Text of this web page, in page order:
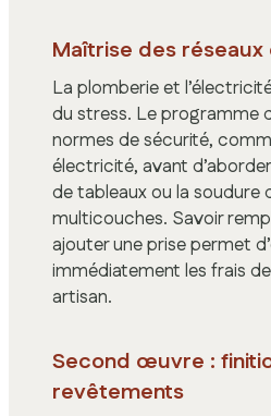
Maîtrise des
La plomberie et
du stress. Le programme
normes de sécurité,
électricité, avant
de tableaux ou la soudure
multicouches. Savoir
ajouter une prise permet
immédiatement les frais
artisan.
Second œuvre :
revêtements